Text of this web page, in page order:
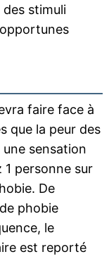
stimuli
faire face à
que la peur des
sensation
1 personne sur
De
phobie
le
est reporté